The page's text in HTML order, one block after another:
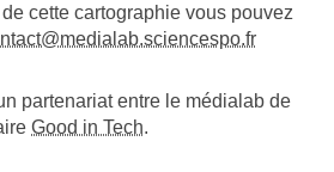
cette cartographie vous pouvez
partenariat entre le médialab de
Good in Tech.